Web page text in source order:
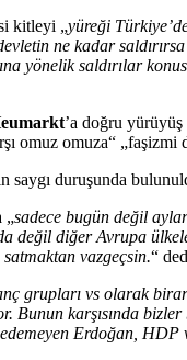
kitleyi „yüreği
ne kadar
yönelik saldırılar
’a doğru yürüyüş
omuz omuza“
saygı duruşunda
„sadece bugün değil
da değil diğer Avrupa
vazgeçsin.“
grupları vs olarak
Bunun karşısında
Erdoğan,